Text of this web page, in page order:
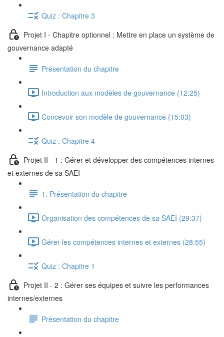
Quiz : Chapitre 3
Projet I - Chapitre optionnel : Mettre en place un système de
gouvernance adapté
Présentation du chapitre
Introduction aux modèles de gouvernance (12:25)
Concevoir son modèle de gouvernance (15:03)
Quiz : Chapitre 4
Projet II - 1 : Gérer et développer des compétences internes
et externes de sa SAEI
1. Présentation du chapitre
Organisation des compétences de sa SAEI (29:37)
Gérer les compétences internes et externes (28:55)
Quiz : Chapitre 1
Projet II - 2 : Gérer ses équipes et suivre les performances
internes/externes
Présentation du chapitre